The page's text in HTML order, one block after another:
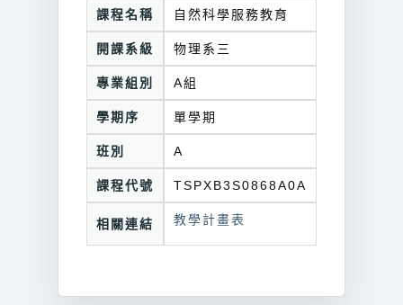
課程名稱 自然科學服務教育
開課系級 物理系三
專業組別 A組
學期序 單學期
班別 A
課程代號 TSPXB3S0868A0A
相關連結 教學計畫表